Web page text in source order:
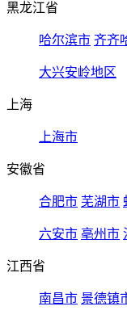
黑龙江省
哈尔滨市 齐齐
大兴安岭地区
上海
上海市
安徽省
合肥市 芜湖市
六安市 亳州市
江西省
南昌市 景德镇